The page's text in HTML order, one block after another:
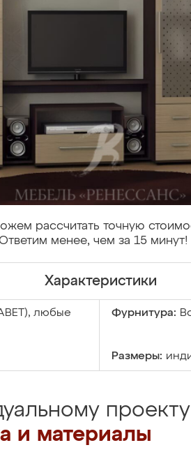
рассчитать точную
менее, чем за 15 минут!
Характеристики
любые
Фурнитура:
Размеры:
и материалы